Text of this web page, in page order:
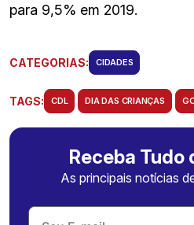
para 9,5% em 2019.
CATEGORIAS: CIDADES
TAGS: CDL DIA DAS CRIANÇAS
Receba Tudo
As principais notícias